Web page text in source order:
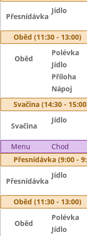
Přesnídávka
Jídlo
Oběd (11:30 - 13:00)
Oběd
Polévka
Jídlo
Příloha
Nápoj
Svačina (14:30 -
Svačina
Jídlo
Menu Chod
Přesnídávka (9:00 -
Přesnídávka
Jídlo
Oběd (11:30 - 13:00)
Oběd
Polévka
Jídlo